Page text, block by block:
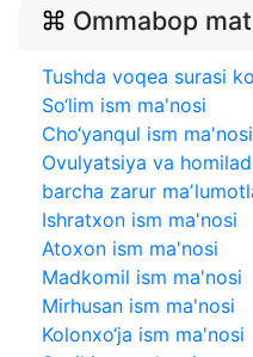
Ommabop
Tushda voqea surasi
So‘lim ism ma'nosi
Cho‘yanqul ism ma'nosi
Ovulyatsiya va
barcha zarur
Ishratxon ism ma'nosi
Atoxon ism ma'nosi
Madkomil ism ma'nosi
Mirhusan ism ma'nosi
Kolonxo‘ja ism ma'nosi